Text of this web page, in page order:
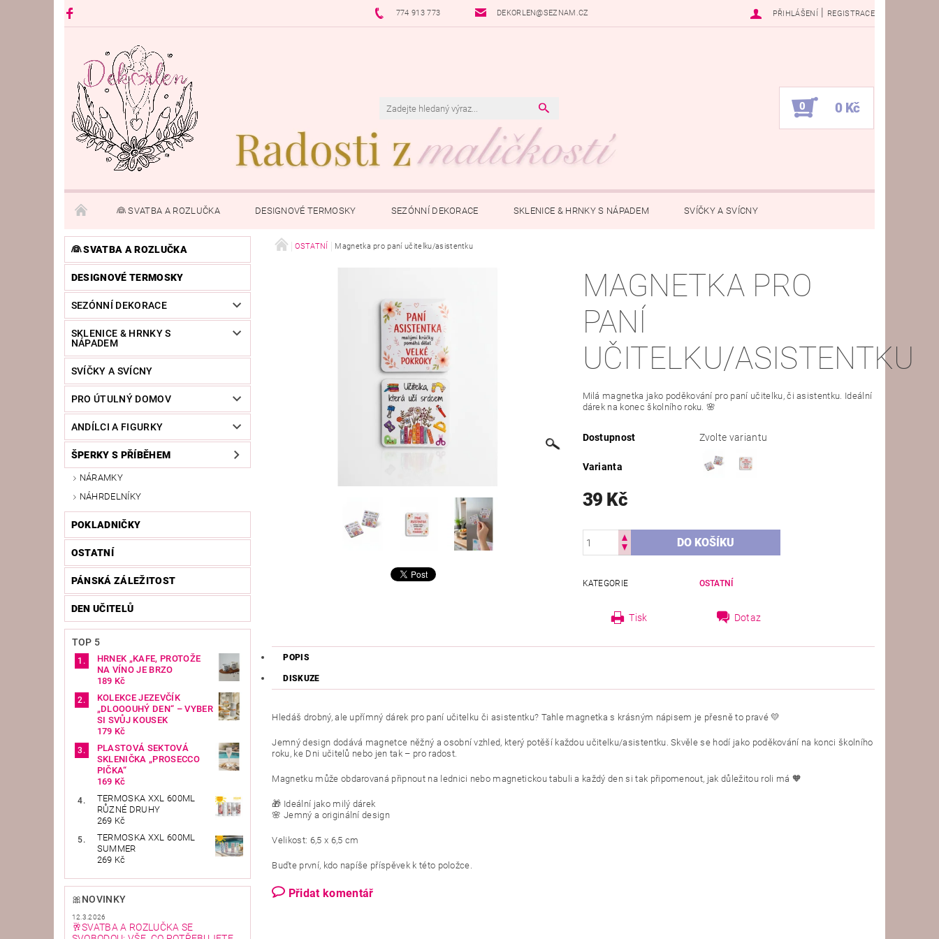
774 913 773 DEKORLEN@SEZNAM.CZ PŘIHLÁŠENÍ | REGISTRACE
0 0 Kč
👰 SVATBA A ROZLUČKA DESIGNOVÉ TERMOSKY SEZÓNNÍ DEKORACE SKLENICE & HRNKY S NÁPADEM SVÍČKY A SVÍCNY
PRO ÚTULNÝ DOMOV ANDÍLCI A FIGURKY ŠPERKY S PŘÍBĚHEM POKLADNIČKY
KONTAKTY
👰 SVATBA A ROZLUČKA
DESIGNOVÉ TERMOSKY
SEZÓNNÍ DEKORACE
SKLENICE & HRNKY S
NÁPADEM
SVÍČKY A SVÍCNY
PRO ÚTULNÝ DOMOV
ANDÍLCI A FIGURKY
ŠPERKY S PŘÍBĚHEM
NÁRAMKY
NÁHRDELNÍKY
POKLADNIČKY
OSTATNÍ
PÁNSKÁ ZÁLEŽITOST
DEN UČITELŮ
TOP 5
HRNEK „KAFE, PROTOŽE
NA VÍNO JE BRZO
189 Kč
KOLEKCE JEZEVČÍK
„DLOOOUHÝ DEN“ – VYBER
SI SVŮJ KOUSEK
179 Kč
PLASTOVÁ SEKTOVÁ
SKLENIČKA „PROSECCO
PIČKA“
169 Kč
TERMOSKA XXL 600ML
RŮZNÉ DRUHY
269 Kč
TERMOSKA XXL 600ML
SUMMER
269 Kč
🎀NOVINKY
12.3.2026
🥂SVATBA A ROZLUČKA SE
OSTATNÍ Magnetka pro paní učitelku/asistentku
MAGNETKA PRO
PANÍ
UČITELKU/ASISTENTKU
Milá magnetka jako poděkování pro paní učitelku, či asistentku. Ideální
dárek na konec školního roku. 🌸
Dostupnost Zvolte variantu
Varianta
39 Kč
KATEGORIE OSTATNÍ
Tisk Dotaz
POPIS
DISKUZE
Hledáš drobný, ale upřímný dárek pro paní učitelku či asistentku? Tahle magnetka s krásným nápisem je přesně to pravé 💛
Jemný design dodává magnetce něžný a osobní vzhled, který potěší každou učitelku/asistentku. Skvěle se hodí jako poděkování na konci školního
roku, ke Dni učitelů nebo jen tak – pro radost.
Magnetku může obdarovaná připnout na lednici nebo magnetickou tabuli a každý den si tak připomenout, jak důležitou roli má 🧡
🎁 Ideální jako milý dárek
🌸 Jemný a originální design
Velikost: 6,5 x 6,5 cm
Buďte první, kdo napíše příspěvek k této položce.
Přidat komentář